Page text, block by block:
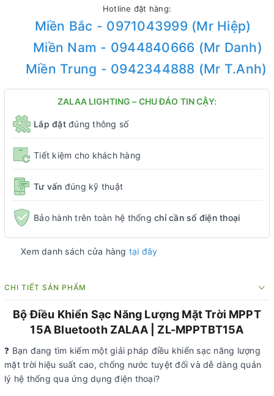
Hotline đặt hàng:
Miền Bắc - 0971043999 (Mr Hiệp)
Miền Nam - 0944840666 (Mr Danh)
Miền Trung - 0942344888 (Mr T.Anh)
ZALAA LIGHTING – CHU ĐÁO TIN CẬY:
Lắp đặtđúng thông số
Tiết kiệm cho khách hàng
Tư vấn đúng kỹ thuật
Bảo hành trên toàn hệ thống chỉ cần số điện thoại
Xem danh sách cửa hàng tại đây
CHI TIẾT SẢN PHẨM
Bộ Điều Khiển Sạc Năng Lượng Mặt Trời MPPT
15A Bluetooth ZALAA | ZL-MPPTBT15A
❓ Bạn đang tìm kiếm một giải pháp điều khiển sạc năng lượng
mặt trời hiệu suất cao, chống nước tuyệt đối và dễ dàng quản
lý hệ thống qua ứng dụng điện thoại?